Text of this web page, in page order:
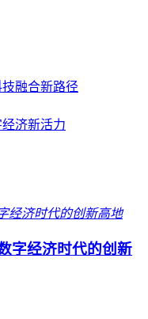
融合新路径
济新活力
字经济时代的创新